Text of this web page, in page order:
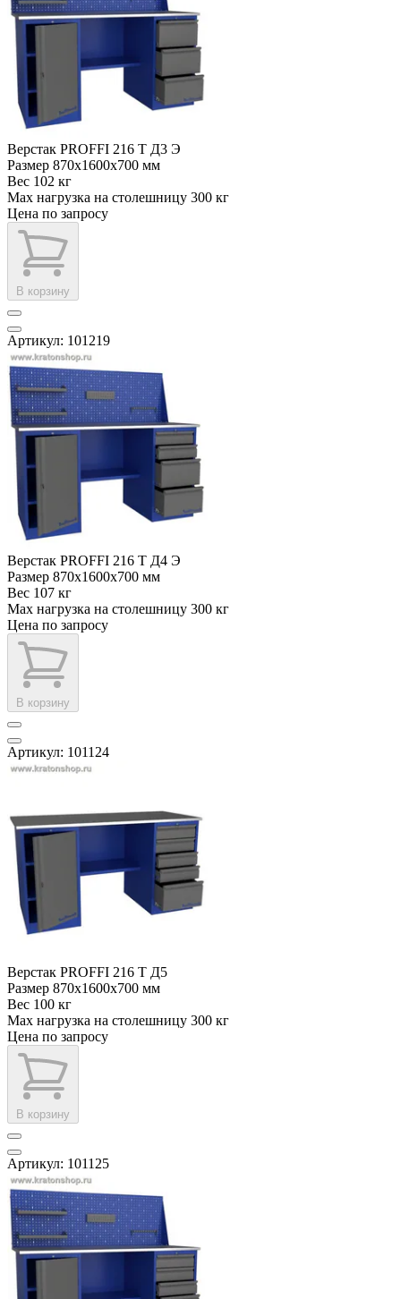
Верстак PROFFI 216 Т Д3 Э
Размер 870x1600x700 мм
Вес 102 кг
Max нагрузка на столешницу 300 кг
Цена по запросу
В корзину
Артикул: 101219
Верстак PROFFI 216 Т Д4 Э
Размер 870x1600x700 мм
Вес 107 кг
Max нагрузка на столешницу 300 кг
Цена по запросу
В корзину
Артикул: 101124
Верстак PROFFI 216 Т Д5
Размер 870x1600x700 мм
Вес 100 кг
Max нагрузка на столешницу 300 кг
Цена по запросу
В корзину
Артикул: 101125